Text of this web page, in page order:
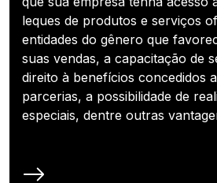
leques de produtos e serviços
entidades do gênero que
suas vendas, a capacitação de
direito à benefícios concedidos
parcerias, a possibilidade de
especiais, dentre outras